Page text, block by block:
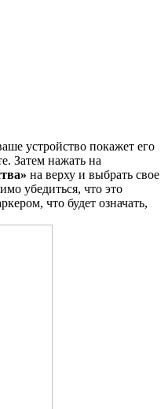
устройство покажет его
Затем нажать на
» на верху и выбрать свое
убедиться, что это
что будет означать,